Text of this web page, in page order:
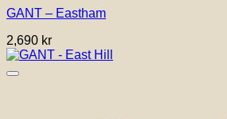
GANT – Eastham
2,690 kr